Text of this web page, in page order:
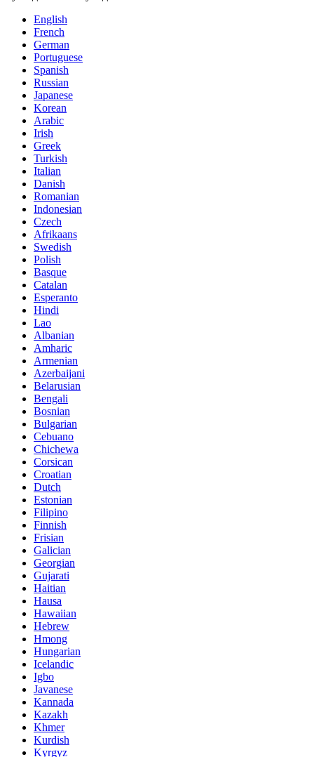
English
French
German
Portuguese
Spanish
Russian
Japanese
Korean
Arabic
Irish
Greek
Turkish
Italian
Danish
Romanian
Indonesian
Czech
Afrikaans
Swedish
Polish
Basque
Catalan
Esperanto
Hindi
Lao
Albanian
Amharic
Armenian
Azerbaijani
Belarusian
Bengali
Bosnian
Bulgarian
Cebuano
Chichewa
Corsican
Croatian
Dutch
Estonian
Filipino
Finnish
Frisian
Galician
Georgian
Gujarati
Haitian
Hausa
Hawaiian
Hebrew
Hmong
Hungarian
Icelandic
Igbo
Javanese
Kannada
Kazakh
Khmer
Kurdish
Kyrgyz